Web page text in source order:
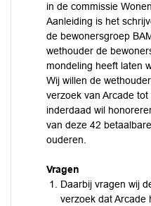
in de commissie
Aanleiding is het
de bewonersgroep
wethouder de
mondeling heeft laten
Wij willen de
verzoek van Arcade
inderdaad wil
van deze 42
ouderen.
Vragen
Daarbij vragen wij
verzoek dat Arcade